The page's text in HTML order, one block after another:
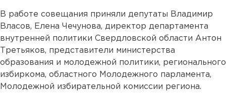
В работе совещания приняли депутаты Владимир
Власов, Елена Чечунова, директор департамента
внутренней политики Свердловской области Антон
Третьяков, представители министерства
образования и молодежной политики, регионального
избиркома, областного Молодежного парламента,
Молодежной избирательной комиссии региона.